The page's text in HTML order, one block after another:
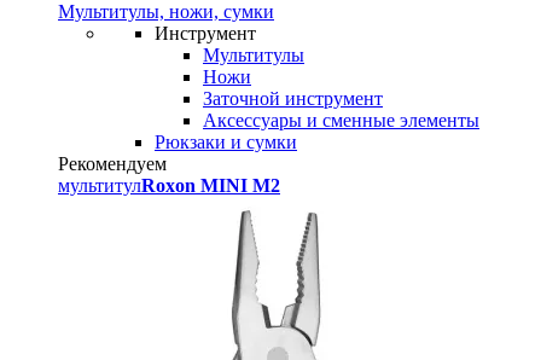
Мультитулы, ножи, сумки
Инструмент
Мультитулы
Ножи
Заточной инструмент
Аксессуары и сменные элементы
Рюкзаки и сумки
Рекомендуем
мультитулRoxon MINI M2